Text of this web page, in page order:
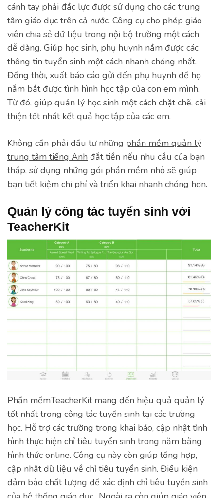
cánh tay phải đắc lực được sử dụng cho các trung
tâm giáo dục trên cả nước. Công cụ cho phép giáo
viên chia sẻ dữ liệu trong nội bộ trường một cách
dễ dàng. Giúp học sinh, phụ huynh nắm được các
thông tin tuyển sinh một cách nhanh chóng nhất.
Đồng thời, xuất báo cáo gửi đến phụ huynh để họ
nắm bắt được tình hình học tập của con em mình.
Từ đó, giúp quản lý học sinh một cách chặt chẽ, cải
thiện tốt nhất kết quả học tập của các em.
Không cần phải đầu tư những phần mềm quản lý
trung tâm tiếng Anh đắt tiền nếu nhu cầu của bạn
thấp, sử dụng những gói phần mềm nhỏ sẽ giúp
bạn tiết kiệm chi phí và triển khai nhanh chóng hơn.
Quản lý công tác tuyển sinh với
TeacherKit
Phần mềmTeacherKit mang đến hiệu quả quản lý
tốt nhất trong công tác tuyển sinh tại các trường
học. Hỗ trợ các trường trong khai báo, cập nhật tình
hình thực hiện chỉ tiêu tuyển sinh trong năm bằng
hình thức online. Công cụ này còn giúp tổng hợp,
cập nhật dữ liệu về chỉ tiêu tuyển sinh. Điều kiện
đảm bảo chất lượng để xác định chỉ tiêu tuyển sinh